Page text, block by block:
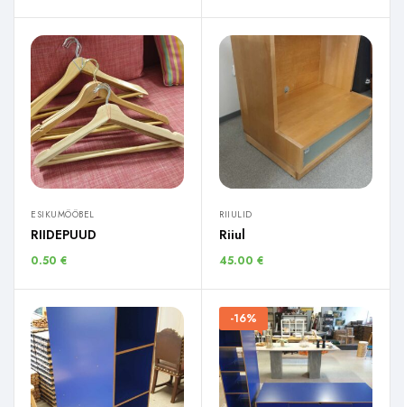
ESIKUMÖÖBEL
RIIDEPUUD
0.50 €
RIIULID
Riiul
45.00 €
-16%